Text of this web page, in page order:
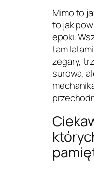
Mimo to
to jak
epoki.
tam
zegary,
surowa,